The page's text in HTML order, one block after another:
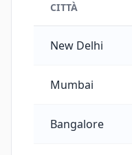
CITTÀ
New Delhi
Mumbai
Bangalore